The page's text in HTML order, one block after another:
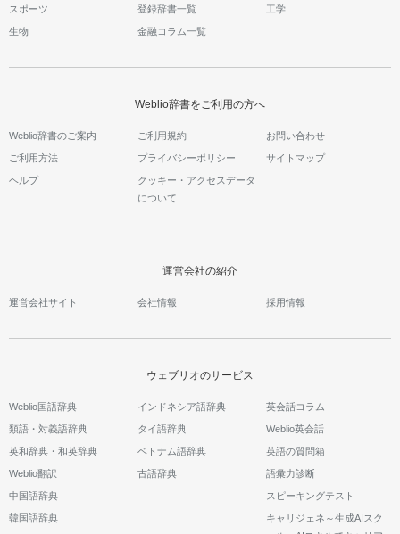
スポーツ 登録辞書一覧 工学
生物 金融コラム一覧
Weblio辞書をご利用の方へ
Weblio辞書のご案内 ご利用規約 お問い合わせ
ご利用方法 プライバシーポリシー サイトマップ
ヘルプ
クッキー・アクセスデータ
について
運営会社の紹介
運営会社サイト 会社情報 採用情報
ウェブリオのサービス
Weblio国語辞典
類語・対義語辞典
英和辞典・和英辞典
Weblio翻訳
中国語辞典
韓国語辞典
インドネシア語辞典
タイ語辞典
ベトナム語辞典
古語辞典
英会話コラム
Weblio英会話
英語の質問箱
語彙力診断
スピーキングテスト
キャリジェネ～生成AIスク